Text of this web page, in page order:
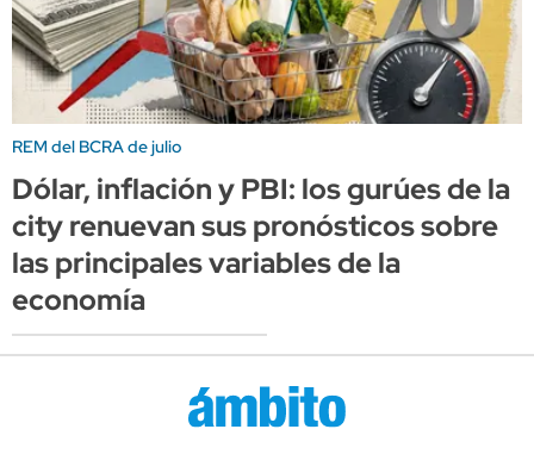
REM del BCRA de julio
Dólar, inflación y PBI: los gurúes de la
city renuevan sus pronósticos sobre
las principales variables de la
economía